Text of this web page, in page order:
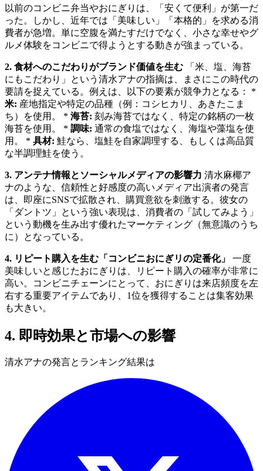
以前のコンビニ弁当やおにぎりは、「安くて便利」が第一だ
った。しかし、近年では「美味しい」「本格的」を求める消
費者が急増。単に空腹を満たすだけでなく、小さな幸せやグ
ルメ体験をコンビニで得ようとする動きが強まっている。
2. 食材へのこだわりがブランド価値を生む 「米、塩、海苔
にもこだわり」という清水アナの指摘は、まさにこの時代の
要請を捉えている。例えは、以下の要素が競争力となる： *
米: 産地指定や特定の品種（例：コシヒカリ、あきたこま
ち）を使用。 * 海苔: 刻み海苔ではなく、特定の銘柄の一枚
海苔を使用。 * 調味: 通常の食塩ではなく、海塩や藻塩を使
用。 * 具材: 鮭なら、塩鮭を自家調理する、もしくは高品質
な半調理鮭を使う。
3. アンテナ情報とソーシャルメディアの影響力 清水麻椰ア
ナのような、信頼性と好感度の高いメディア出演者の発言
は、即座にSNSで拡散され、購買意欲を刺激する。彼女の
「ダントツ」という強い表現は、消費者の「試してみよう」
という動機を生み出す優れたマーケティング（無意識のうち
に）となっている。
4. リピート購入を生む「コンビニおにぎリの定番化」
一度
美味しいと感じたおにぎりは、リピート購入の確率が非常に
高い。コンビニチェーンにとって、おにぎりは来店頻度を左
右する重要アイテムであり、1位を獲得することは集客効果
も大きい。
4. 即時効果と市場への影響
清水アナの発言とランキング結果は